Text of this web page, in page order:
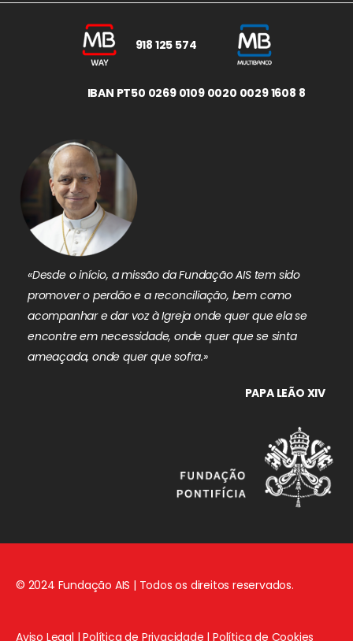
918 125 574
IBAN PT50 0269 0109 0020 0029 1608 8
«Desde o início, a missão da Fundação AIS tem sido
promover o perdão e a reconciliação, bem como
acompanhar e dar voz à Igreja onde quer que ela se
encontre em necessidade, onde quer que se sinta
ameaçada, onde quer que sofra.»
PAPA LEÃO XIV
© 2024 Fundação AIS | Todos os direitos reservados.
Aviso Legal |Política de Privacidade |Política de Cookies